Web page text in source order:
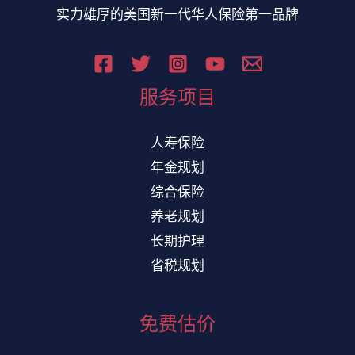
实力雄厚的美国新一代华人保险第一品牌
服务项目
人寿保险
年金规划
综合保险
养老规划
长期护理
省税规划
免费估价